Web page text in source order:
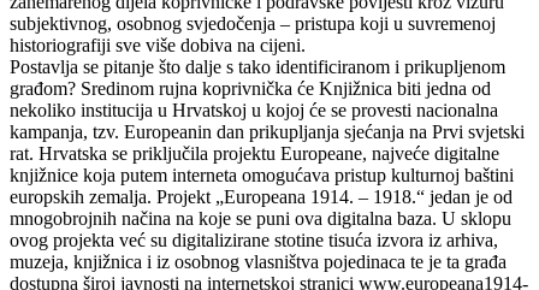
subjektivnog, osobnog svjedočenja – pristupa koji u suvremenoj
historiografiji sve više dobiva na cijeni.
Postavlja se pitanje što dalje s tako identificiranom i prikupljenom
građom? Sredinom rujna koprivnička će Knjižnica biti jedna od
nekoliko institucija u Hrvatskoj u kojoj će se provesti nacionalna
kampanja, tzv. Europeanin dan prikupljanja sjećanja na Prvi svjetski
rat. Hrvatska se priključila projektu Europeane, najveće digitalne
knjižnice koja putem interneta omogućava pristup kulturnoj baštini
europskih zemalja. Projekt „Europeana 1914. – 1918.“ jedan je od
mnogobrojnih načina na koje se puni ova digitalna baza. U sklopu
ovog projekta već su digitalizirane stotine tisuća izvora iz arhiva,
muzeja, knjižnica i iz osobnog vlasništva pojedinaca te je ta građa
dostupna široj javnosti na internetskoj stranici www.europeana1914-